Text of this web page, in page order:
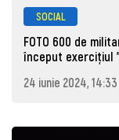
SOCIAL
FOTO 600 de
început exerciţiul
24 iunie 2024, 14:33